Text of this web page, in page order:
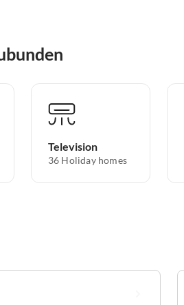
Television
36 Holiday homes